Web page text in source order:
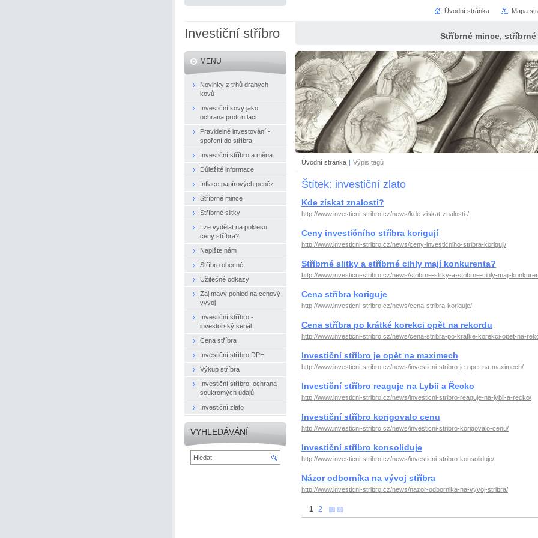
Investiční stříbro Stříbrné mince,
Úvodní stránka | Výpis tagů
Štítek: investiční zlato
Kde získat znalosti?
http://www.investicni-stribro.cz/news/kde-ziskat-znalosti-/
Ceny investičního stříbra korigují
http://www.investicni-stribro.cz/news/ceny-investicniho-stribra-koriguji/
Stříbrné slitky a stříbrné cihly mají konkurenta?
http://www.investicni-stribro.cz/news/stribrne-slitky-a-stribrne-cihly-maji-
Cena stříbra koriguje
http://www.investicni-stribro.cz/news/cena-stribra-koriguje/
Cena stříbra po krátké korekci opět na rekordu
http://www.investicni-stribro.cz/news/cena-stribra-po-kratke-korekci-opet-na-
Investiční stříbro je opět na maximech
http://www.investicni-stribro.cz/news/investicni-stribro-je-opet-na-maximech/
Investiční stříbro reaguje na Lybii a Řecko
http://www.investicni-stribro.cz/news/investicni-stribro-reaguje-na-lybii-a-recko/
Investiční stříbro korigovalo cenu
http://www.investicni-stribro.cz/news/investicni-stribro-korigovalo-cenu/
Investiční stříbro konsoliduje
http://www.investicni-stribro.cz/news/investicni-stribro-konsoliduje/
Názor odborníka na vývoj stříbra
http://www.investicni-stribro.cz/news/nazor-odbornika-na-vyvoj-stribra/
1 2
MENU
Novinky z trhů drahých
kovů
Investiční kovy jako
ochrana proti inflaci
Pravidelné investování -
spoření do stříbra
Investiční stříbro a měna
Důležité informace
Inflace papírových peněz
Stříbrné mince
Stříbrné slitky
Lze vydělat na poklesu
ceny stříbra?
Napište nám
Stříbro obecně
Užitečné odkazy
Zajímavý pohled na cenový
vývoj
Investiční stříbro -
investorský seriál
Cena stříbra
Investiční stříbro DPH
Výkup stříbra
Investiční stříbro: ochrana
soukromých údajů
Investiční zlato
VYHLEDÁVÁNÍ
Úvodní stránka Mapa